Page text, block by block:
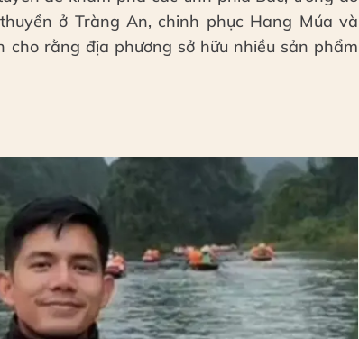
ở Tràng An, chinh phục Hang Múa và
cho rằng địa phương sở hữu nhiều sản phẩm